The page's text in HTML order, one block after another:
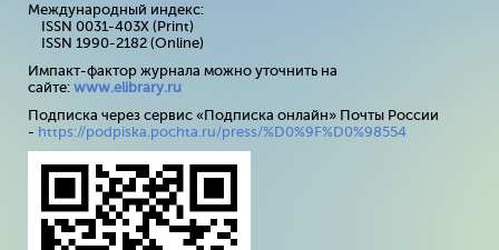
Международный индекс:
ISSN 0031-403X (Print)
ISSN 1990-2182 (Online)
Импакт-фактор журнала можно уточнить на
сайте: www.elibrary.ru
Подписка через сервис «Подписка онлайн» Почты России
- https://podpiska.pochta.ru/press/%D0%9F%D0%98554